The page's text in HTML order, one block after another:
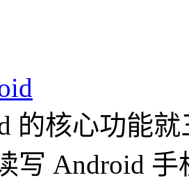
的核心功能
写 Android